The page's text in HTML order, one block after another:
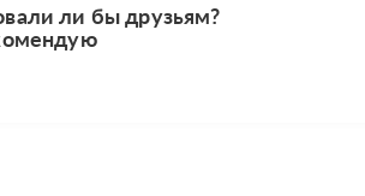
ли бы друзьям?